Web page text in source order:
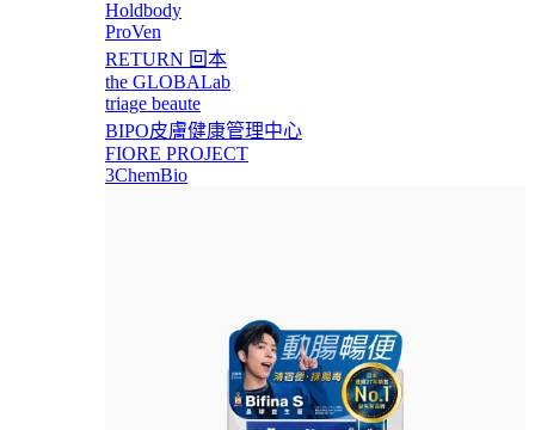
Holdbody
ProVen
RETURN 回本
the GLOBALab
triage beaute
BIPO皮膚健康管理中心
FIORE PROJECT
3ChemBio